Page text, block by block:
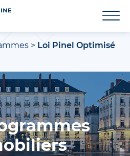
> Loi Pinel Optimisé